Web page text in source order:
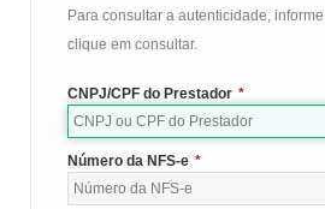
Para consultar a autenticidade,
clique em consultar.
CNPJ/CPF do Prestador *
Número da NFS-e *